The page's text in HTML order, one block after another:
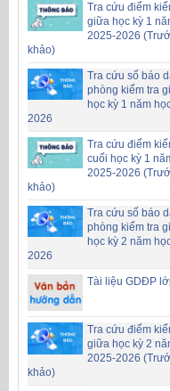
Tra cứu điểm
giữa học kỳ 1
2025-2026
khảo)
Tra cứu số báo
phòng kiểm tra
học kỳ 1 năm
2026
Tra cứu điểm
cuối học kỳ 1
2025-2026
khảo)
Tra cứu số báo
phòng kiểm tra
học kỳ 2 năm
2026
Tài liệu GDĐP
Tra cứu điểm
giữa học kỳ 2
2025-2026
khảo)